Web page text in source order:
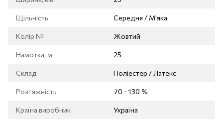
Щільність Середня / М'яка
Колір № Жовтий
Намотка, м 25
Склад Поліестер / Латекс
Розтяжність 70 - 130 %
Країна виробник Україна